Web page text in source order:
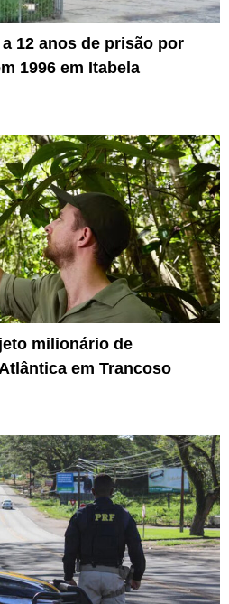
12 anos de prisão por
1996 em Itabela
milionário de
em Trancoso